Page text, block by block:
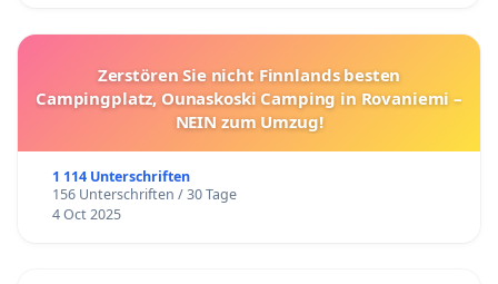
Zerstören Sie nicht Finnlands besten
Campingplatz, Ounaskoski Camping in Rovaniemi –
NEIN zum Umzug!
1 114 Unterschriften
156 Unterschriften / 30 Tage
4 Oct 2025